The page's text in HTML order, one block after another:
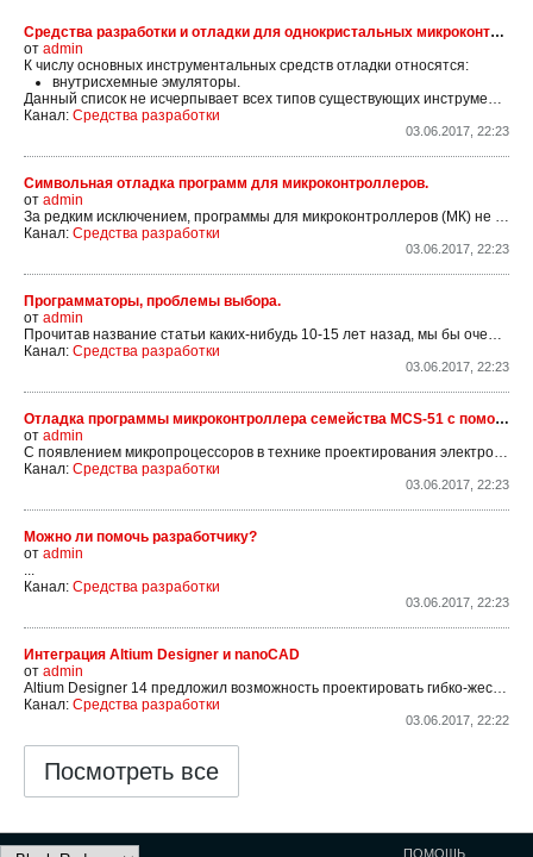
Средства разработки и отладки для однокристальных микроконтроллеров
от admin
К числу основных инструментальных средств отладки относятся:
внутрисхемные эмуляторы.
Канал: Средства разработки
03.06.2017, 22:23
Символьная отладка программ для микроконтроллеров.
от admin
Канал: Средства разработки
03.06.2017, 22:23
Программаторы, проблемы выбора.
от admin
Канал: Средства разработки
03.06.2017, 22:23
Отладка программы микроконтроллера семейства MCS-51 с помощью эмулятора ПЗУ
от admin
Канал: Средства разработки
03.06.2017, 22:23
Можно ли помочь разработчику?
от admin
Канал: Средства разработки
03.06.2017, 22:23
Интеграция Altium Designer и nanoCAD
от admin
Канал: Средства разработки
03.06.2017, 22:22
Посмотреть все
ПОМОЩЬ